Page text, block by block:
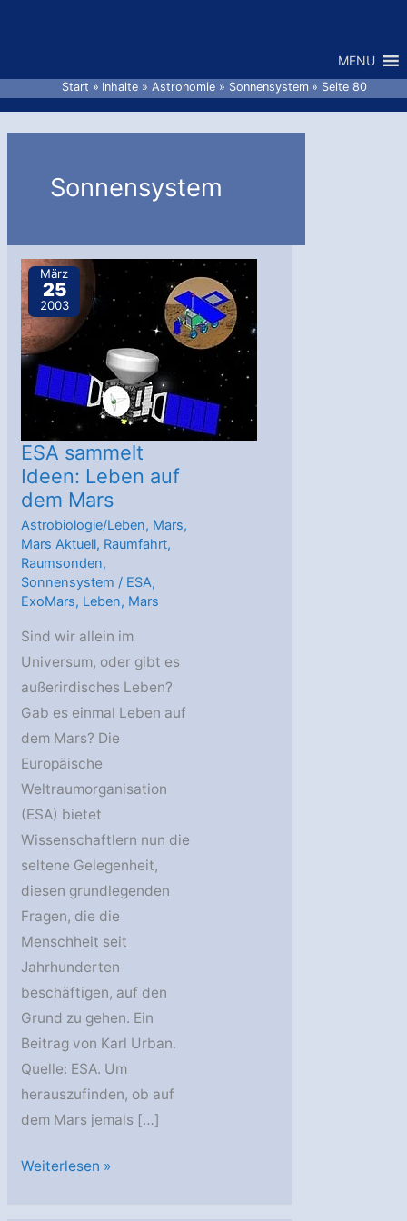
MENU
Start Inhalte Astronomie Sonnensystem Seite 80
Sonnensystem
März
25
2003
ESA sammelt
Ideen: Leben auf
dem Mars
Astrobiologie/Leben, Mars,
Mars Aktuell, Raumfahrt,
Raumsonden,
Sonnensystem / ESA,
ExoMars, Leben, Mars
Sind wir allein im
Universum, oder gibt es
außerirdisches Leben?
Gab es einmal Leben auf
dem Mars? Die
Europäische
Weltraumorganisation
(ESA) bietet
Wissenschaftlern nun die
seltene Gelegenheit,
diesen grundlegenden
Fragen, die die
Menschheit seit
Jahrhunderten
beschäftigen, auf den
Grund zu gehen. Ein
Beitrag von Karl Urban.
Quelle: ESA. Um
herauszufinden, ob auf
dem Mars jemals […]
ESA
Weiterlesen »